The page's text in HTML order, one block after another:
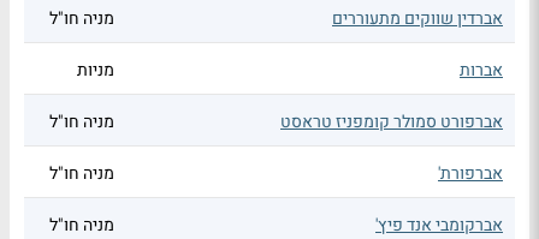
אברדין שווקים מתעוררים מניה חו"ל
אברות מניות
אברפורט סמולר קומפניז טראסט מניה חו"ל
אברפורת' מניה חו"ל
אברקומבי אנד פיץ' מניה חו"ל